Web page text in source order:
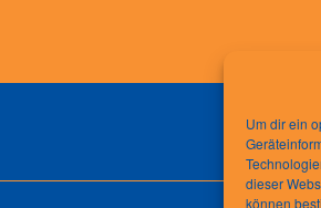
Um dir ein
dieser
können